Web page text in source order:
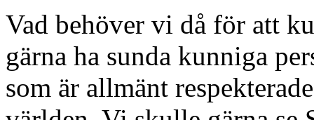
Vad behöver vi då för att
gärna ha sunda kunniga
som är allmänt